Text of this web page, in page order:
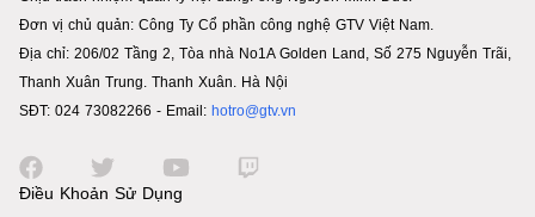
Đơn vị chủ quản: Công Ty Cổ phần công nghệ GTV Việt Nam.
Địa chỉ: 206/02 Tầng 2, Tòa nhà No1A Golden Land, Số 275 Nguyễn Trãi,
Thanh Xuân Trung. Thanh Xuân. Hà Nội
SĐT: 024 73082266 - Email: hotro@gtv.vn
Điều Khoản Sử Dụng